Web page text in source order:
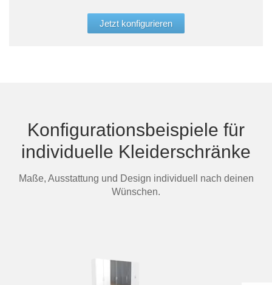
Jetzt konfigurieren
Konfigurationsbeispiele für
individuelle Kleiderschränke
Maße, Ausstattung und Design individuell nach deinen
Wünschen.